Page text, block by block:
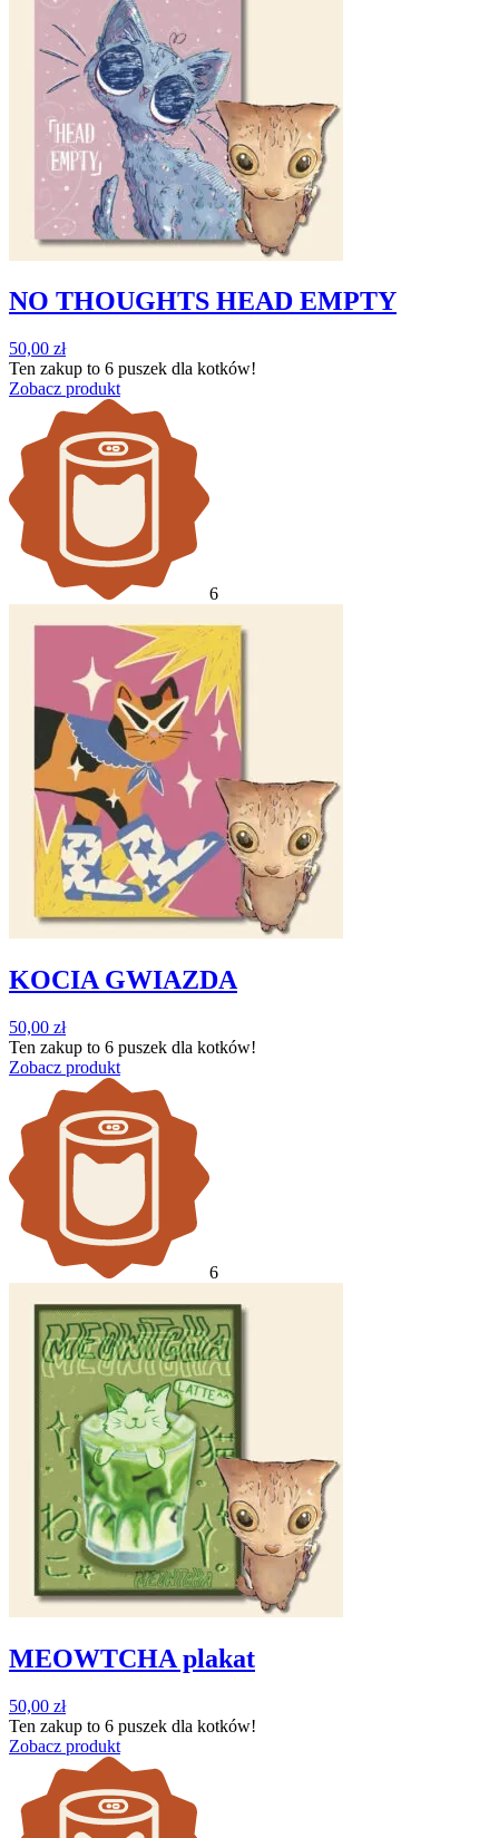
NO THOUGHTS HEAD EMPTY
50,00 zł
Ten zakup to 6 puszek dla kotków!
Zobacz produkt
6
KOCIA GWIAZDA
50,00 zł
Ten zakup to 6 puszek dla kotków!
Zobacz produkt
6
MEOWTCHA plakat
50,00 zł
Ten zakup to 6 puszek dla kotków!
Zobacz produkt